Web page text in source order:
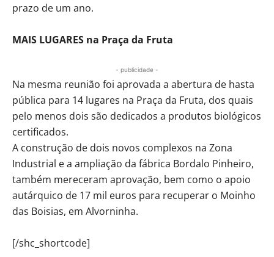
prazo de um ano.
MAIS LUGARES na Praça da Fruta
- publicidade -
Na mesma reunião foi aprovada a abertura de hasta
pública para 14 lugares na Praça da Fruta, dos quais
pelo menos dois são dedicados a produtos biológicos
certificados.
A construção de dois novos complexos na Zona
Industrial e a ampliação da fábrica Bordalo Pinheiro,
também mereceram aprovação, bem como o apoio
autárquico de 17 mil euros para recuperar o Moinho
das Boisias, em Alvorninha.
[/shc_shortcode]